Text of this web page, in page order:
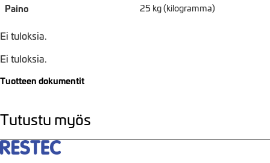
Paino 25 kg (kilogramma)
Ei tuloksia.
Ei tuloksia.
Tuotteen dokumentit
Tutustu myös